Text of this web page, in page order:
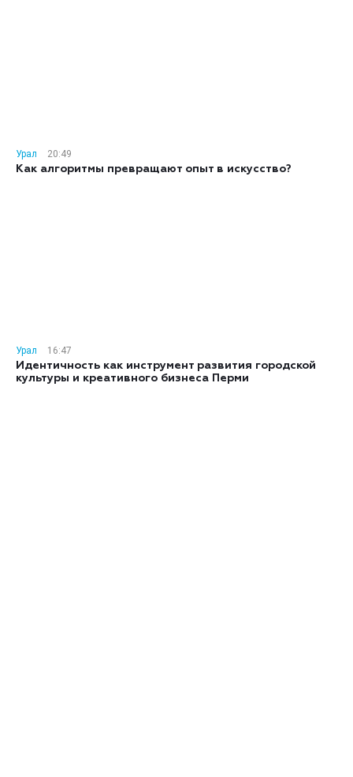
Урал
20:49
Как алгоритмы превращают опыт в искусство?
Урал
16:47
Идентичность как инструмент развития городской
культуры и креативного бизнеса Перми